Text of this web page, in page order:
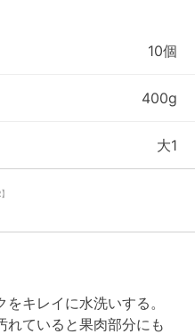
10個
400g
大1
をキレイに水洗いする。
れていると果肉部分にも